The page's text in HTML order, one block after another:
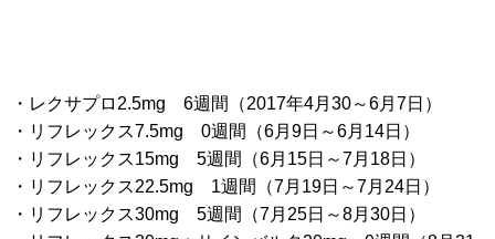
・レクサプロ2.5mg 6週間（2017年4月30～6月7日）
・リフレックス7.5mg 0週間（6月9日～6月14日）
・リフレックス15mg 5週間（6月15日～7月18日）
・リフレックス22.5mg 1週間（7月19日～7月24日）
・リフレックス30mg 5週間（7月25日～8月30日）